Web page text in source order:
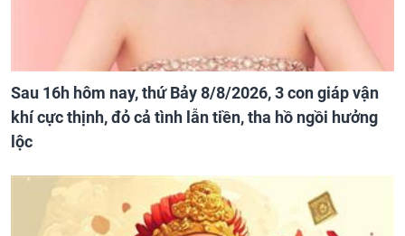
Sau 16h hôm nay, thứ Bảy 8/8/2026, 3 con giáp vận
khí cực thịnh, đỏ cả tình lẫn tiền, tha hồ ngồi hưởng
lộc